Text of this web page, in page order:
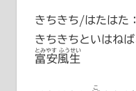
きちきち/はたはた：
きちきちといはね
富安風生
とみやす ふうせい
こ